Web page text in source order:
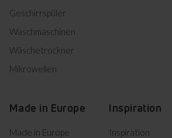
DE Technische Zeichnungen
Einbauzeichnung
Product photo KMC 13280 E
Geschirrspüler
Waschmaschinen
Wäschetrockner
Mikrowellen
Made in Europe
Made in Europe
Inspiration
Inspiration